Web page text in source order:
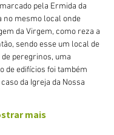
pela Ermida da
mesmo local onde
da Virgem, como reza a
sendo esse um local de
peregrinos, uma
de edifícios foi também
da Igreja da Nossa
mais